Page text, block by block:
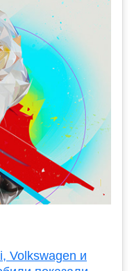
Volkswagen и